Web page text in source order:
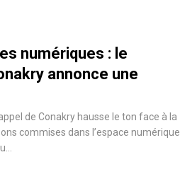
numériques : le
annonce une
de Conakry hausse le ton face à la
commises dans l’espace numérique.